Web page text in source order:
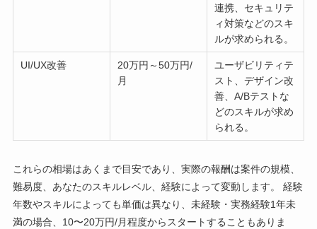
連携、セキュリテ
ィ対策などのスキ
ルが求められる。
UI/UX改善
20万円～50万円/
月
ユーザビリティテ
スト、デザイン改
善、A/Bテストな
どのスキルが求め
られる。
これらの相場はあくまで目安であり、実際の報酬は案件の規模、
難易度、あなたのスキルレベル、経験によって変動します。 経験
年数やスキルによっても単価は異なり、未経験・実務経験1年未
満の場合、10〜20万円/月程度からスタートすることもありま